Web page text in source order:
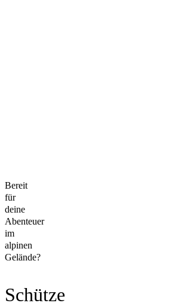
Bereit
für
deine
Abenteuer
im
alpinen
Gelände?
Schütze